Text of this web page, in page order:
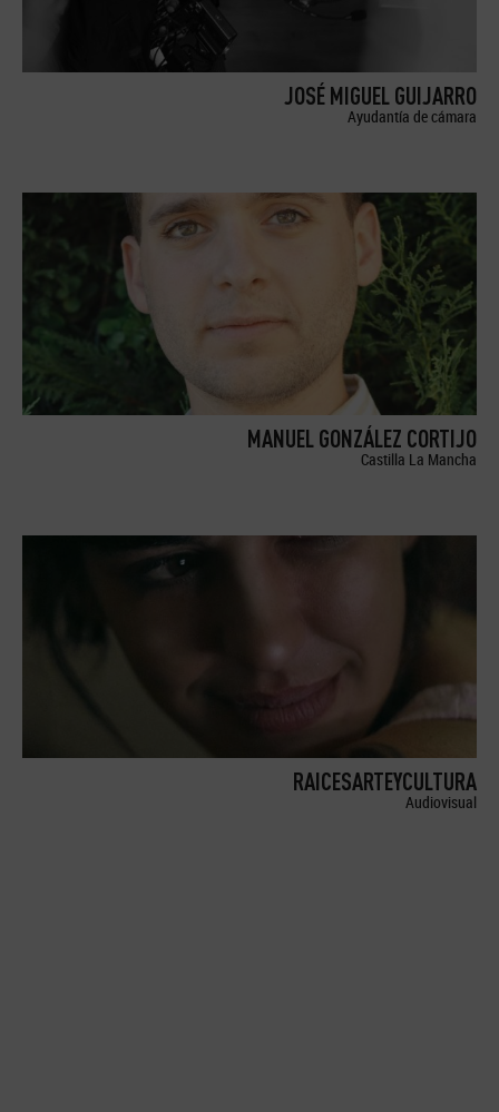
JOSÉ MIGUEL GUIJARRO
Ayudantía de cámara
MANUEL GONZÁLEZ CORTIJO
Castilla La Mancha
RAICESARTEYCULTURA
Audiovisual